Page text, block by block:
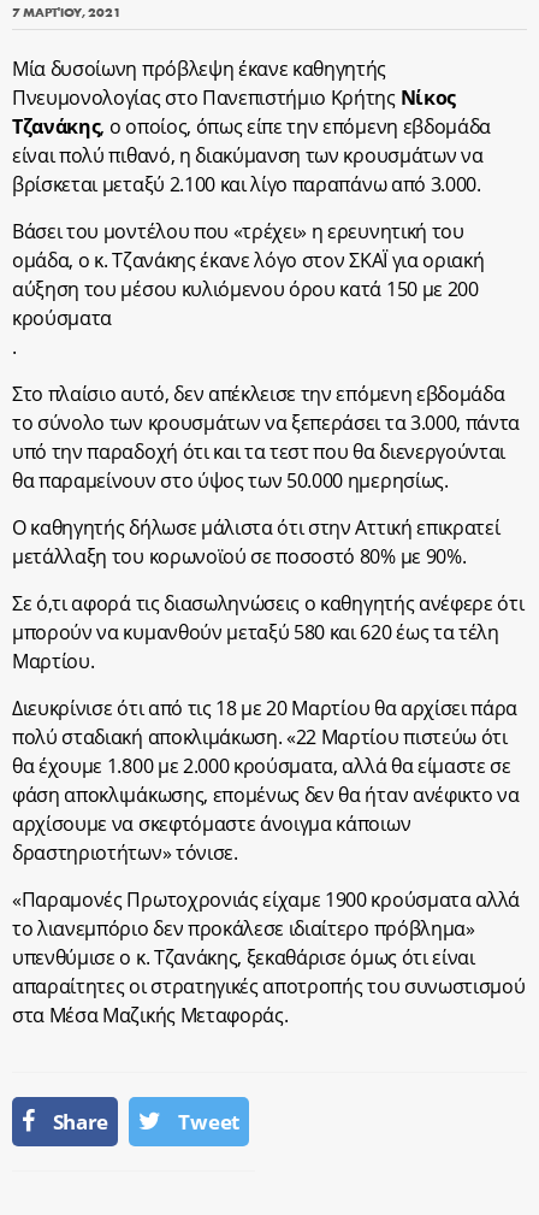
7 ΜΑΡΤΊΟΥ, 2021
Μία δυσοίωνη πρόβλεψη έκανε καθηγητής
Πνευμονολογίας στο Πανεπιστήμιο Κρήτης Νίκος
Τζανάκης, ο οποίος, όπως είπε την επόμενη εβδομάδα
είναι πολύ πιθανό, η διακύμανση των κρουσμάτων να
βρίσκεται μεταξύ 2.100 και λίγο παραπάνω από 3.000.
Βάσει του μοντέλου που «τρέχει» η ερευνητική του
ομάδα, ο κ. Τζανάκης έκανε λόγο στον ΣΚΑΪ για οριακή
αύξηση του μέσου κυλιόμενου όρου κατά 150 με 200
κρούσματα
.
Στο πλαίσιο αυτό, δεν απέκλεισε την επόμενη εβδομάδα
το σύνολο των κρουσμάτων να ξεπεράσει τα 3.000, πάντα
υπό την παραδοχή ότι και τα τεστ που θα διενεργούνται
θα παραμείνουν στο ύψος των 50.000 ημερησίως.
Ο καθηγητής δήλωσε μάλιστα ότι στην Αττική επικρατεί
μετάλλαξη του κορωνοϊού σε ποσοστό 80% με 90%.
Σε ό,τι αφορά τις διασωληνώσεις ο καθηγητής ανέφερε ότι
μπορούν να κυμανθούν μεταξύ 580 και 620 έως τα τέλη
Μαρτίου.
Διευκρίνισε ότι από τις 18 με 20 Μαρτίου θα αρχίσει πάρα
πολύ σταδιακή αποκλιμάκωση. «22 Μαρτίου πιστεύω ότι
θα έχουμε 1.800 με 2.000 κρούσματα, αλλά θα είμαστε σε
φάση αποκλιμάκωσης, επομένως δεν θα ήταν ανέφικτο να
αρχίσουμε να σκεφτόμαστε άνοιγμα κάποιων
δραστηριοτήτων» τόνισε.
«Παραμονές Πρωτοχρονιάς είχαμε 1900 κρούσματα αλλά
το λιανεμπόριο δεν προκάλεσε ιδιαίτερο πρόβλημα»
υπενθύμισε ο κ. Τζανάκης, ξεκαθάρισε όμως ότι είναι
απαραίτητες οι στρατηγικές αποτροπής του συνωστισμού
στα Μέσα Μαζικής Μεταφοράς.
Share Tweet